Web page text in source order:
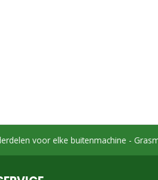
elke buitenmachine -Grasmaaiers,